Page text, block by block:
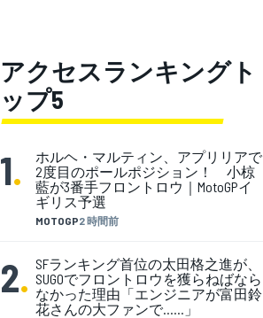
アクセスランキングト
ップ5
1.
MOTOGP2 時間前
ホルヘ・マルティン、アプリリアで
2度目のポールポジション！ 小椋
藍が3番手フロントロウ｜MotoGPイ
ギリス予選
2. SFランキング首位の太田格之進が、
SUGOでフロントロウを獲らねばなら
なかった理由「エンジニアが富田鈴
花さんの大ファンで……」